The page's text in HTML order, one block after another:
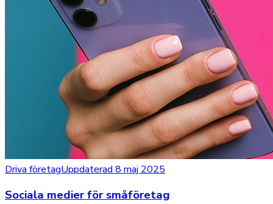
Driva företagUppdaterad 8 maj 2025
Sociala medier för småföretag